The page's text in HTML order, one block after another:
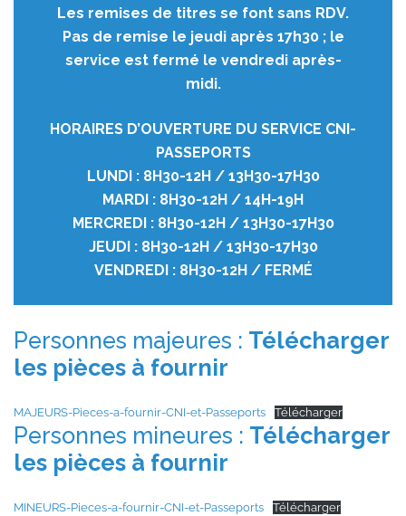
Les remises de titres se font sans RDV.
Pas de remise le jeudi après 17h30 ; le
service est fermé le vendredi après-
midi.
HORAIRES D’OUVERTURE DU SERVICE CNI-
PASSEPORTS
LUNDI : 8H30-12H / 13H30-17H30
MARDI : 8H30-12H / 14H-19H
MERCREDI : 8H30-12H / 13H30-17H30
JEUDI : 8H30-12H / 13H30-17H30
VENDREDI : 8H30-12H / FERMÉ
Personnes majeures : Télécharger
les pièces à fournir
MAJEURS-Pieces-a-fournir-CNI-et-Passeports Télécharger
Personnes mineures : Télécharger
les pièces à fournir
MINEURS-Pieces-a-fournir-CNI-et-Passeports Télécharger